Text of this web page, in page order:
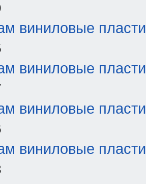
виниловые
виниловые
виниловые
виниловые